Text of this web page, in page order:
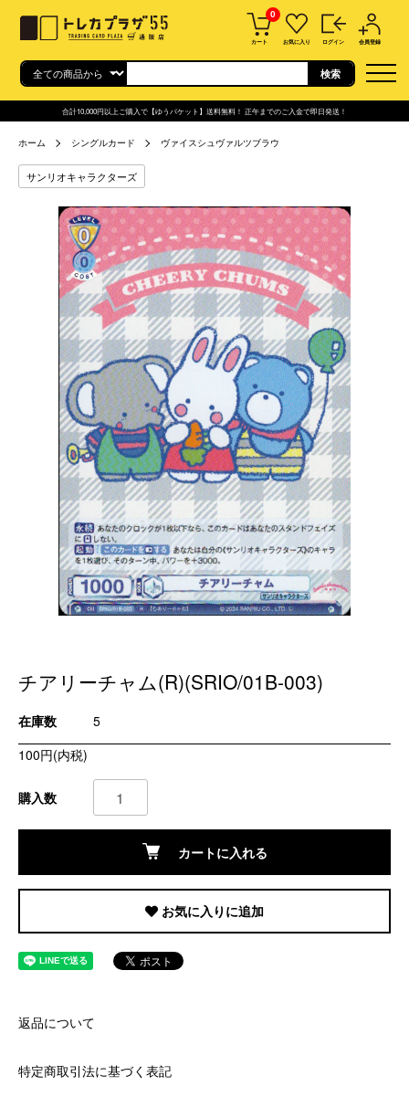
0
カート お気に入り ログイン 会員登録
合計10,000円以上ご購入で【ゆうパケット】送料無料！ 正午までのご入金で即日発送！
ホーム シングルカード ヴァイスシュヴァルツブラウ
サンリオキャラクターズ
チアリーチャム(R)(SRIO/01B-003)
在庫数
5
100円(内税)
購入数
カートに入れる
お気に入りに追加
返品について
特定商取引法に基づく表記